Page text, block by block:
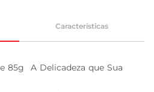
Características
85g  A Delicadeza que Sua